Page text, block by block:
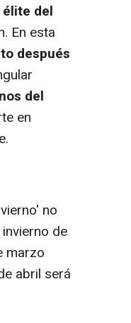
del
En esta
después
del
en
no
de
marzo
abril será